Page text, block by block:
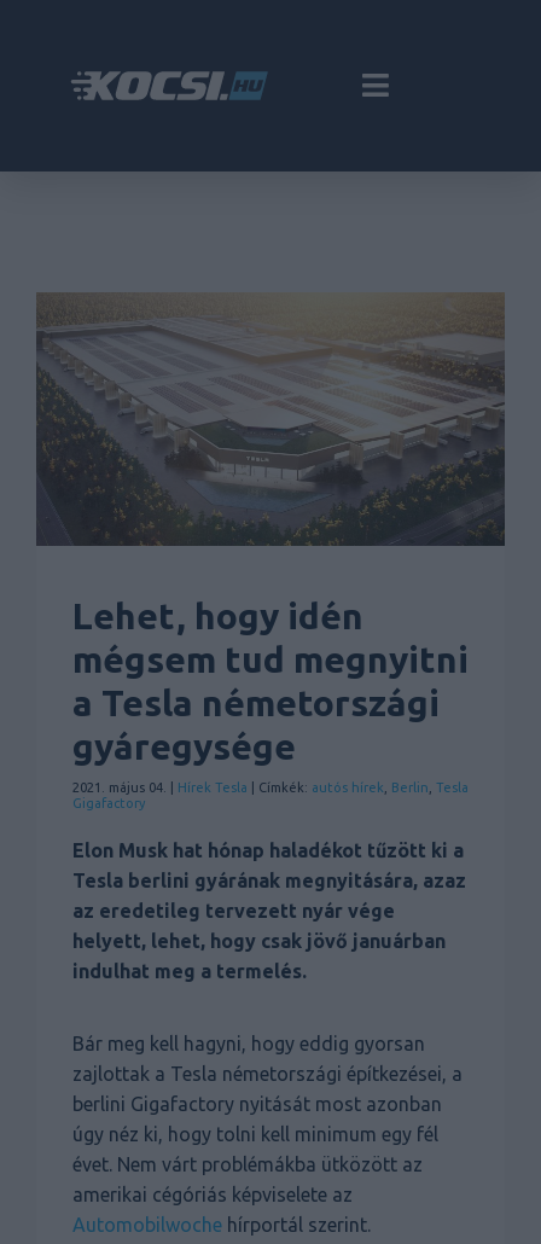
Lehet, hogy idén
mégsem tud megnyitni
a Tesla németországi
gyáregysége
2021. május 04. | Hírek Tesla | Címkék: autós hírek Berlin Tesla
Gigafactory
Elon Musk hat hónap haladékot tűzött ki a
Tesla berlini gyárának megnyitására, azaz
az eredetileg tervezett nyár vége
helyett, lehet, hogy csak jövő januárban
indulhat meg a termelés.
Bár meg kell hagyni, hogy eddig gyorsan
zajlottak a Tesla németországi építkezései, a
berlini Gigafactory nyitását most azonban
úgy néz ki, hogy tolni kell minimum egy fél
évet. Nem várt problémákba ütközött az
amerikai cégóriás képviselete az
Automobilwoche hírportál szerint.